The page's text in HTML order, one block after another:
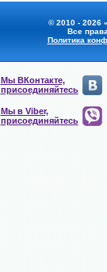
© 2010 - 2026
Все
Политика
Мы ВКонтакте,
присоединяйтесь
Мы в Viber,
присоединяйтесь